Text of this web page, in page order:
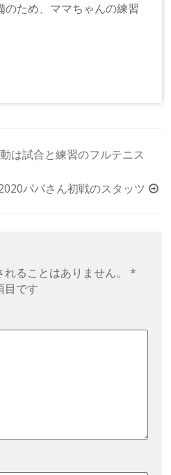
のため、ママちゃんの練習
は試合と練習のフルテニス
パパさん初戦のスタッツ
ることはありません。
*
目です